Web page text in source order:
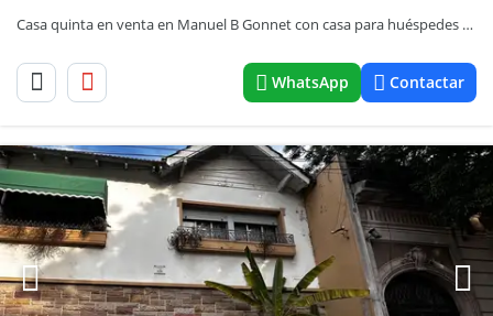
Casa quinta en venta en Manuel B Gonnet con casa para huéspedes DUEÑO DIRECTO
WhatsApp Contactar